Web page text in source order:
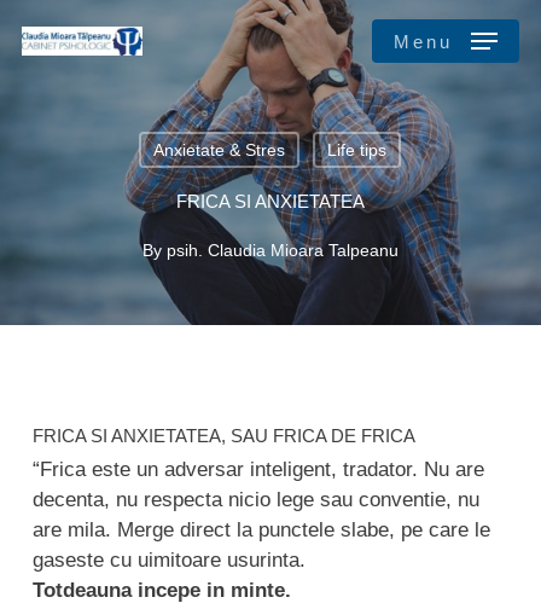
Menu
Anxietate & Stres Life tips
FRICA SI ANXIETATEA
By psih. Claudia Mioara Talpeanu
FRICA SI ANXIETATEA, SAU FRICA DE FRICA
“Frica este un adversar inteligent, tradator. Nu are
decenta, nu respecta nicio lege sau conventie, nu
are mila. Merge direct la punctele slabe, pe care le
gaseste cu uimitoare usurinta.
Totdeauna incepe in minte.